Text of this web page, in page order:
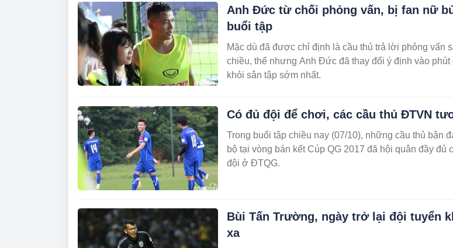
Anh Đức từ chối phỏng vấn, bị fan nữ
buổi tập
Mặc dù đã được chỉ định là cầu thủ trả lời phỏng vấn
chiều, thế nhưng Anh Đức đã thay đổi ý định vào phút
khỏi sân tập sớm nhất.
Có đủ đội để chơi, các cầu thủ ĐTVN
Trong buổi tập chiều nay (07/10), những cầu thủ bận
bộ tại vòng bán kết Cúp QG 2017 đã hội quân đầy đủ
đội ở ĐTQG.
Bùi Tấn Trường, ngày trở lại đội tuyển
xa